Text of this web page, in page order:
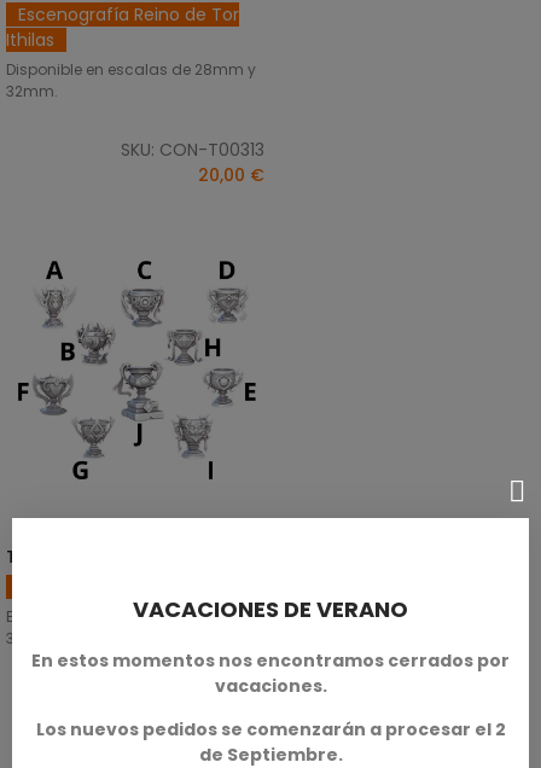
Escenografía Reino de Tor
Ithilas
Disponible en escalas de 28mm y
32mm.
SKU: CON-T00313
20,00 €
Trofeo Estilizado
En escalas de 28mm/32mm y
35mm/40mm.
SKU: STL-M00019
1,50 €
VACACIONES DE VERANO
En estos momentos nos encontramos cerrados por
vacaciones.
Los nuevos pedidos se comenzarán a procesar el 2
de Septiembre.